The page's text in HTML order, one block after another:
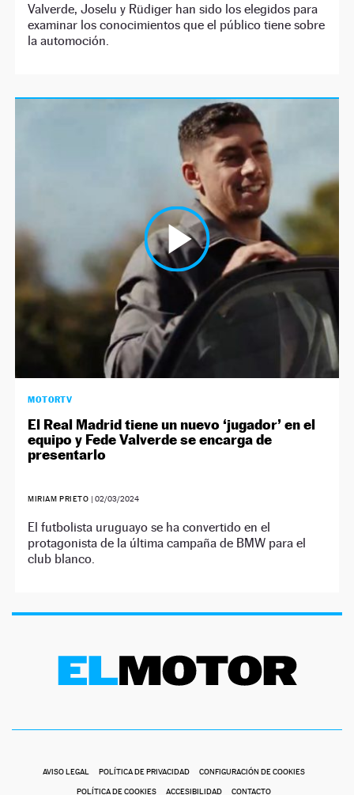
Valverde, Joselu y Rüdiger han sido los elegidos para
examinar los conocimientos que el público tiene sobre
la automoción.
MOTORTV
El Real Madrid tiene un nuevo ‘jugador’ en el
equipo y Fede Valverde se encarga de
presentarlo
MIRIAM PRIETO | 02/03/2024
El futbolista uruguayo se ha convertido en el
protagonista de la última campaña de BMW para el
club blanco.
AVISO LEGAL POLÍTICA DE PRIVACIDAD CONFIGURACIÓN DE COOKIES
POLÍTICA DE COOKIES ACCESIBILIDAD CONTACTO